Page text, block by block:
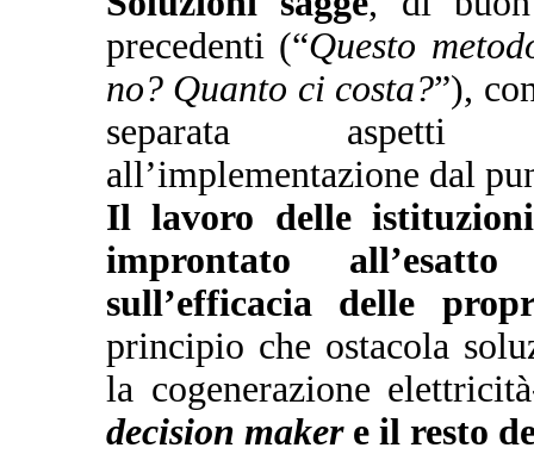
precedenti (“Questo
no? Quanto ci costa?”),
separata aspetti
all’implementazione dal
Il lavoro delle
improntato
sull’efficacia delle
principio che ostacola
la cogenerazione
decision makere il resto